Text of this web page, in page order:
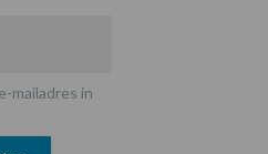
mailadres in